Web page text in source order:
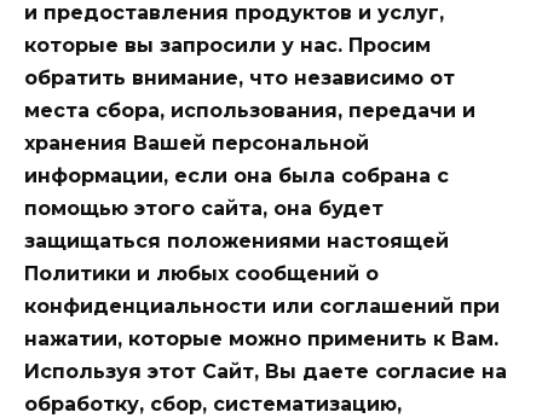
и предоставления продуктов и услуг,
которые вы запросили у нас. Просим
обратить внимание, что независимо от
места сбора, использования, передачи и
хранения Вашей персональной
информации, если она была собрана с
помощью этого сайта, она будет
защищаться положениями настоящей
Политики и любых сообщений о
конфиденциальности или соглашений при
нажатии, которые можно применить к Вам.
Используя этот Сайт, Вы даете согласие на
обработку, сбор, систематизацию,